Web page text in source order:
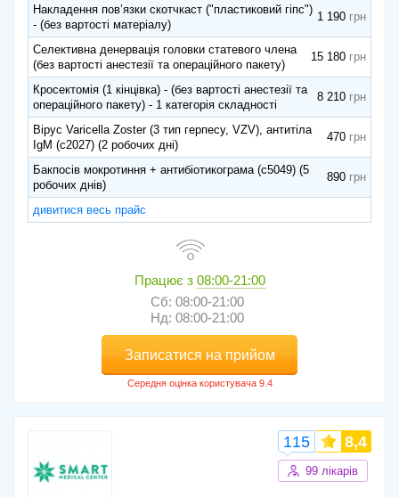
Накладення пов’язки скотчкаст ("пластиковий гіпс")
- (без вартості матеріалу)
1 190
Селективна денервація головки статевого члена
(без вартості анестезії та операційного пакету)
15 180
Кросектомія (1 кінцівка) - (без вартості анестезії та
операційного пакету) - 1 категорія складності
8 210
Вірус Varicella Zoster (3 тип герпесу, VZV), антитіла
IgM (с2027) (2 робочих дні)
470
Бакпосів мокротиння + антибіотикограма (с5049) (5
робочих днів)
890
дивитися весь прайс
Працює з 08:00-21:00
Сб: 08:00-21:00
Нд: 08:00-21:00
Записатися на прийом
115 8,4
99 лікарів